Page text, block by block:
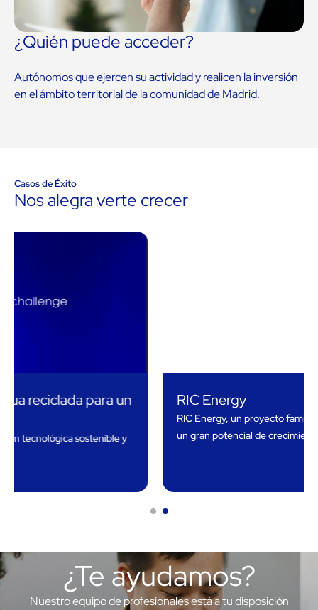
¿Quién puede acceder?
Autónomos que ejercen su actividad y realicen la inversión
en el ámbito territorial de la comunidad de Madrid.
Casos de Éxito
Nos alegra verte crecer
RIC Energy
RIC Energy, un proyecto familiar de energía limpia con
un gran potencial de crecimiento
¿Te ayudamos?
Nuestro equipo de profesionales está a tu disposición